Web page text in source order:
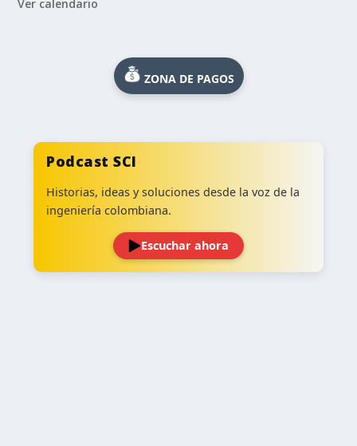
Ver calendario
ZONA DE PAGOS
Podcast SCI
Historias, ideas y soluciones desde la voz de la
ingeniería colombiana.
Escuchar ahora